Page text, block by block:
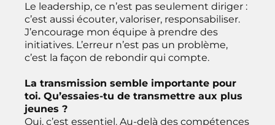
Le leadership, ce n’est pas seulement diriger :
c’est aussi écouter, valoriser, responsabiliser.
J’encourage mon équipe à prendre des
initiatives. L’erreur n’est pas un problème,
c’est la façon de rebondir qui compte.
La transmission semble importante pour
toi. Qu’essaies-tu de transmettre aux plus
jeunes ?
Oui, c’est essentiel. Au-delà des compétences